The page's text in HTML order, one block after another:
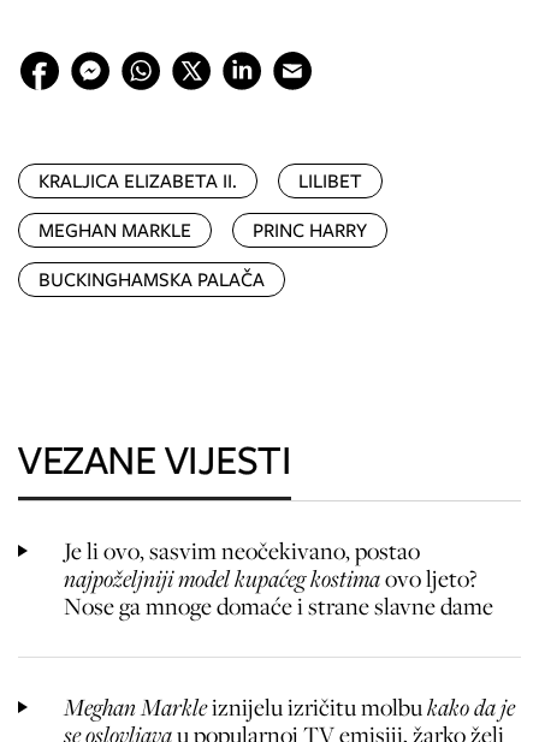
KRALJICA ELIZABETA II.
LILIBET
MEGHAN MARKLE
PRINC HARRY
BUCKINGHAMSKA PALAČA
VEZANE VIJESTI
Je li ovo, sasvim neočekivano, postao
najpoželjniji model kupaćeg kostimaovo ljeto?
Nose ga mnoge domaće i strane slavne dame
Meghan Markleiznijelu izričitu molbukako da je
se oslovljavau popularnoj TV emisiji, žarko želi